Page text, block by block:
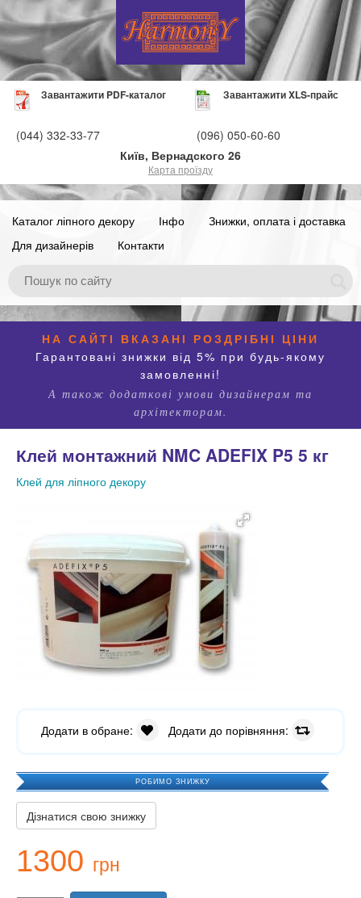
Завантажити PDF-каталог Завантажити XLS-прайс
(044) 332-33-77
(096) 050-60-60
Київ, Вернадского 26
Карта проїзду
Каталог ліпного декору Інфо
Знижки, оплата і доставка
Для дизайнерів
Контакти
НА САЙТІ ВКАЗАНІ РОЗДРІБНІ ЦІНИ
Гарантовані знижки від 5% при будь-якому
замовленні!
А також додаткові умови дизайнерам та
архітекторам.
Клей монтажний NMC ADEFIX P5 5 кг
Клей для ліпного декору
Додати в обране: Додати до порівняння:
РОБИМО ЗНИЖКУ
Дізнатися свою знижку
1300 грн